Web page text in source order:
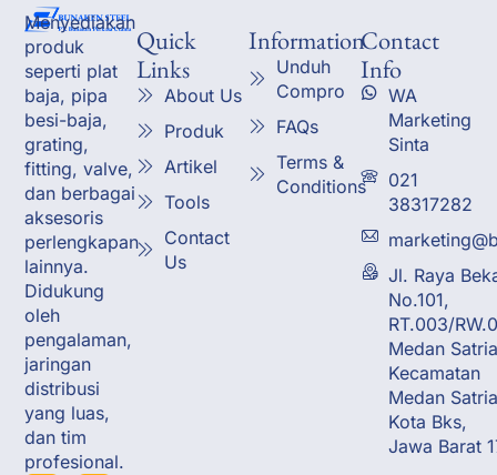
Menyediakan
produk
seperti plat
baja, pipa
besi-baja,
grating,
fitting, valve,
dan berbagai
aksesoris
perlengkapan
lainnya.
Didukung
oleh
pengalaman,
jaringan
distribusi
yang luas,
dan tim
profesional.
Quick
Links
About Us
Produk
Artikel
Tools
Contact
Us
Information
Unduh
Compro
FAQs
Terms &
Conditions
Contact
Info
WA
Marketing
Sinta
021
38317282
Jl. Raya
No.101,
RT.003/
Medan
Kecamatan
Medan
Kota Bks,
Jawa Barat